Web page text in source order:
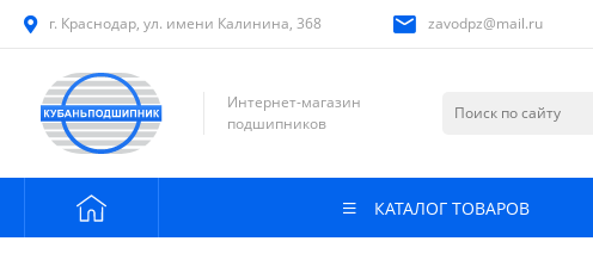
г. Краснодар, ул. имени Калинина, 368 zavodpz@mail.ru
Интернет-магазин
подшипников
КАТАЛОГ ТОВАРОВ